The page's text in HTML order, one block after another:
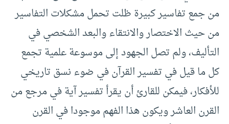
من جمع تفاسير كبيرة ظلت تحمل مشكلات التفاسير
من حيث الاختصار والانتقاء والبعد الشخصي في
التأليف، ولم تصل الجهود إلى موسوعة علمية تجمع
كل ما قيل في تفسير القرآن في ضوء نسق تاريخي
للأفكار، فيمكن للقارئ أن يقرأ تفسير آية في مرجع من
القرن العاشر ويكون هذا الفهم موجودا في القرن